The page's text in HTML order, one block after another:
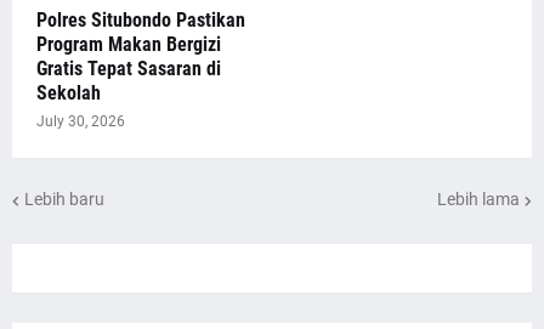
Polres Situbondo Pastikan
Program Makan Bergizi
Gratis Tepat Sasaran di
Sekolah
July 30, 2026
Lebih baru Lebih lama